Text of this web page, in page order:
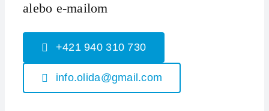
alebo e-mailom
+421 940 310 730
info.olida@gmail.com